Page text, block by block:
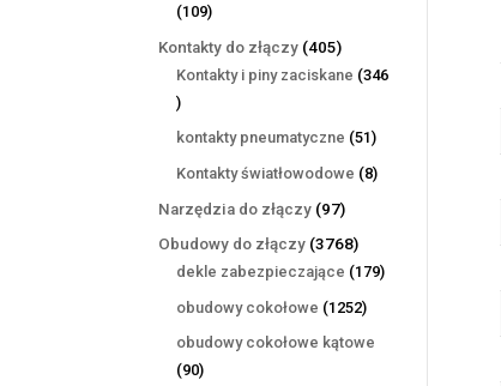
109109
produktów
Kontakty do złączy 405405
produktów
Kontakty i piny zaciskane 346
346
produktów
kontakty pneumatyczne 5151
produktów
Kontakty światłowodowe 88
Narzędzia do złączy 9797
produktów
Obudowy do złączy 37683768
produktów
dekle zabezpieczające 179179
obudowy cokołowe 12521252
obudowy cokołowe kątowe
9090